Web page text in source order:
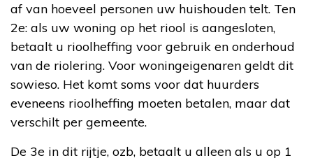
af van hoeveel personen uw huishouden telt. Ten
2e: als uw woning op het riool is aangesloten,
betaalt u rioolheffing voor gebruik en onderhoud
van de riolering. Voor woningeigenaren geldt dit
sowieso. Het komt soms voor dat huurders
eveneens rioolheffing moeten betalen, maar dat
verschilt per gemeente.
De 3e in dit rijtje, ozb, betaalt u alleen als u op 1